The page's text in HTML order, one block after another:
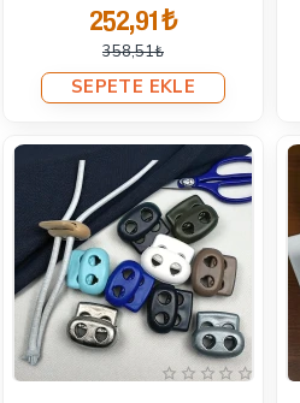
252,91₺
358,51₺
SEPETE EKLE